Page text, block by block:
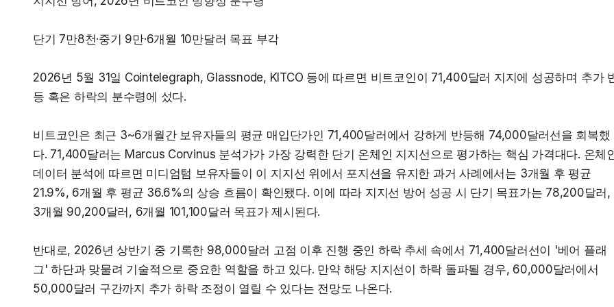
단기 7만8천·중기 9만·6개월 10만달러 목표 부각
2026년 5월 31일 Cointelegraph, Glassnode, KITCO 등에 따르면 비트코인이 71,400달러 지지에 성공하며 추가
등 혹은 하락의 분수령에 섰다.
비트코인은 최근 3~6개월간 보유자들의 평균 매입단가인 71,400달러에서 강하게 반등해 74,000달러선을 회복했
다. 71,400달러는 Marcus Corvinus 분석가가 가장 강력한 단기 온체인 지지선으로 평가하는 핵심 가격대다. 온체
데이터 분석에 따르면 미디엄텀 보유자들이 이 지지선 위에서 포지션을 유지한 과거 사례에서는 3개월 후 평균
21.9%, 6개월 후 평균 36.6%의 상승 흐름이 확인됐다. 이에 따라 지지선 방어 성공 시 단기 목표가는 78,200달러,
3개월 90,200달러, 6개월 101,100달러 목표가 제시된다.
반대로, 2026년 상반기 중 기록한 98,000달러 고점 이후 진행 중인 하락 추세 속에서 71,400달러선이 '베어 플래
그' 하단과 맞물려 기술적으로 중요한 역할을 하고 있다. 만약 해당 지지선이 하락 돌파될 경우, 60,000달러에서
50,000달러 구간까지 추가 하락 조정이 열릴 수 있다는 전망도 나온다.